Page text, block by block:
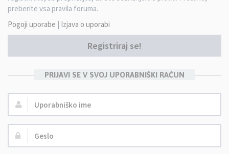
preberite vsa pravila foruma.
Pogoji uporabe | Izjava o uporabi
Registriraj se!
PRIJAVI SE V SVOJ UPORABNIŠKI RAČUN
Uporabniško
ime:
Geslo: